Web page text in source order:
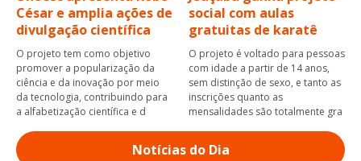
César e amplia ações de
divulgação científica
O projeto tem como objetivo
promover a popularização da
ciência e da inovação por meio
da tecnologia, contribuindo para
a alfabetização científica e d
social com aulas
gratuitas de karatê
O projeto é voltado para pessoas
com idade a partir de 14 anos,
sem distinção de sexo, e tanto as
inscrições quanto as
mensalidades são totalmente gra
Notícias do Dia